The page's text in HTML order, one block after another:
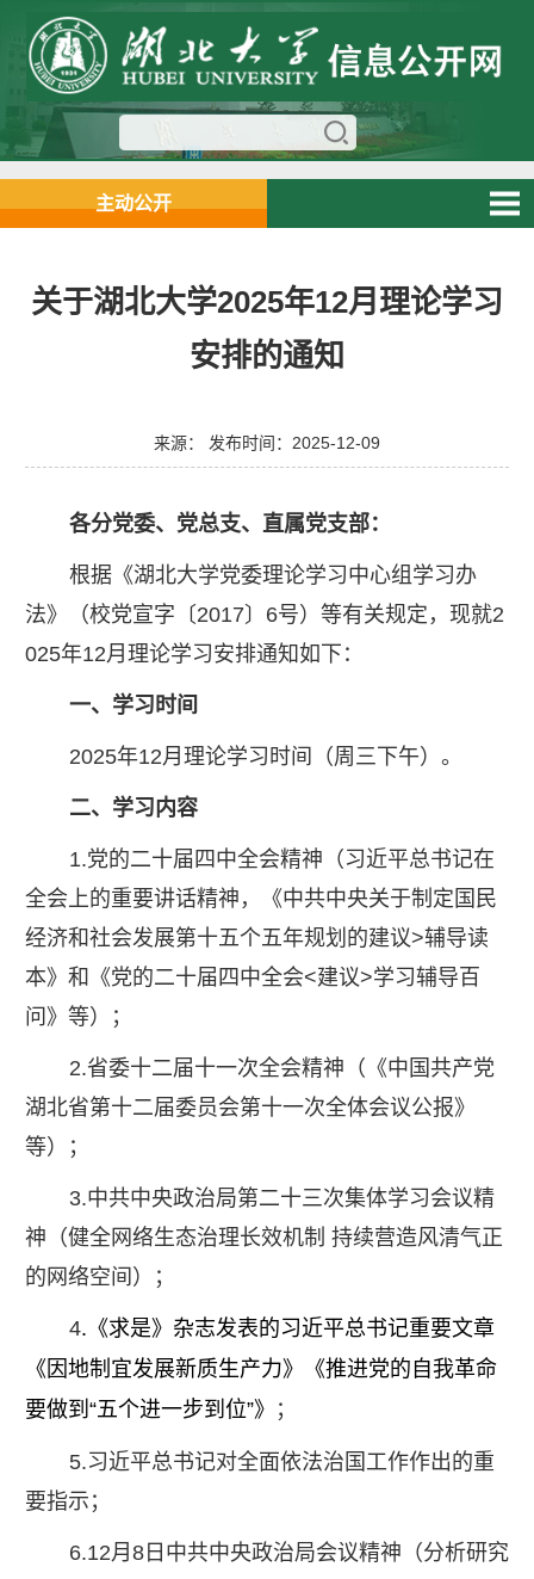
主动公开
关于湖北大学2025年12月理论学习
安排的通知
来源： 发布时间：2025-12-09
各分党委、党总支、直属党支部：
根据《湖北大学党委理论学习中心组学习办
法》（校党宣字〔2017〕6号）等有关规定，现就2
025年12月理论学习安排通知如下：
一、学习时间
2025年12月理论学习时间（周三下午）。
二、学习内容
1.党的二十届四中全会精神（习近平总书记在
全会上的重要讲话精神，《中共中央关于制定国民
经济和社会发展第十五个五年规划的建议>辅导读
本》和《党的二十届四中全会<建议>学习辅导百
问》等）；
2.省委十二届十一次全会精神（《中国共产党
湖北省第十二届委员会第十一次全体会议公报》
等）；
3.中共中央政治局第二十三次集体学习会议精
神（健全网络生态治理长效机制 持续营造风清气正
的网络空间）；
4. 《求是》杂志发表的习近平总书记重要文章
《因地制宜发展新质生产力》《推进党的自我革命
要做到“五个进一步到位”》 ；
5.习近平总书记对全面依法治国工作作出的重
要指示；
6.12月8日中共中央政治局会议精神（分析研究